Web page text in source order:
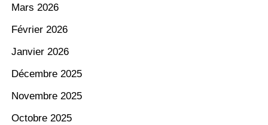
Mars 2026
Février 2026
Janvier 2026
Décembre 2025
Novembre 2025
Octobre 2025